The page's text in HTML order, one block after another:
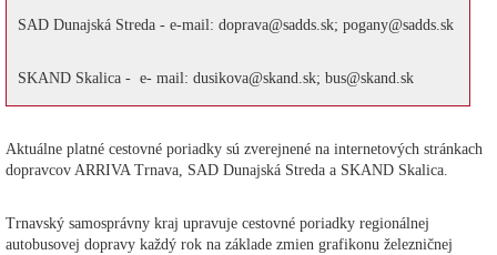
SAD Dunajská Streda - e-mail: doprava@sadds.sk; pogany@sadds.sk
SKAND Skalica - e- mail: dusikova@skand.sk; bus@skand.sk
Aktuálne platné cestovné poriadky sú zverejnené na internetových stránkach
dopravcov ARRIVA Trnava, SAD Dunajská Streda a SKAND Skalica.
Trnavský samosprávny kraj upravuje cestovné poriadky regionálnej
autobusovej dopravy každý rok na základe zmien grafikonu železničnej